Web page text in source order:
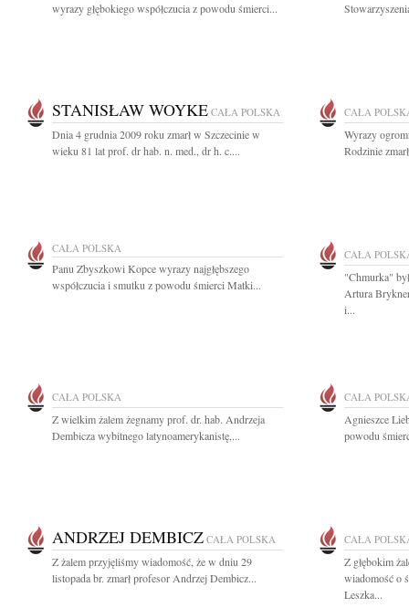
wyrazy głębokiego współczucia z powodu śmierci...
STANISŁAW WOYKE CAŁA POLSKA
Dnia 4 grudnia 2009 roku zmarł w Szczecinie w
wieku 81 lat prof. dr hab. n. med., dr h. c....
CAŁA
Wyrazy
Rodzinie
CAŁA POLSKA
Panu Zbyszkowi Kopce wyrazy najgłębszego
współczucia i smutku z powodu śmierci Matki...
CAŁA
"Chmurka"
Artura
i...
CAŁA POLSKA
Z wielkim żalem żegnamy prof. dr. hab. Andrzeja
Dembicza wybitnego latynoamerykanistę,...
CAŁA
Agnieszce
powodu
ANDRZEJ DEMBICZ CAŁA POLSKA
Z żalem przyjęliśmy wiadomość, że w dniu 29
listopada br. zmarł profesor Andrzej Dembicz...
CAŁA
Z głębokim
wiadomość o
Leszka...